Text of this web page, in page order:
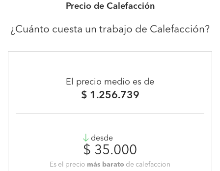
Precio de Calefacción
¿Cuánto cuesta un trabajo de Calefacción?
El precio medio es de
$ 1.256.739
desde
$ 35.000
Es el precio más barato de calefaccion